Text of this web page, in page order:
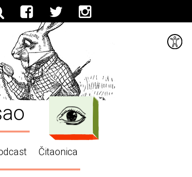
Čitaonica